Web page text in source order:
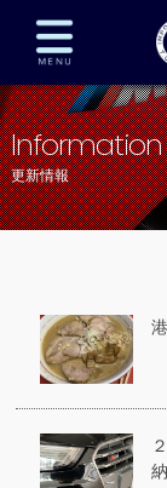
在庫車両情報
TUCとは？
全国納車
プライバシーポリシー
Information
更新情報